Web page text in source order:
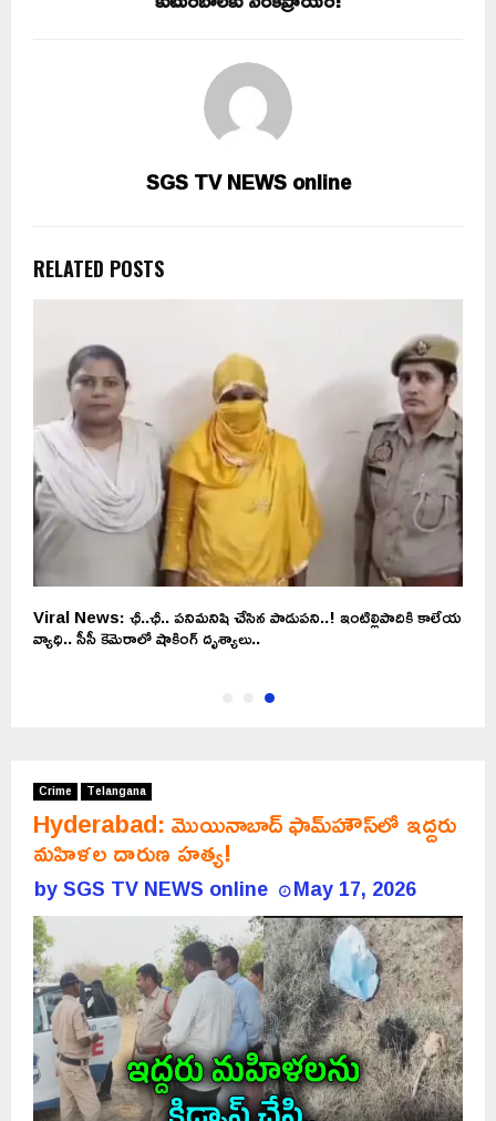
SGS TV NEWS online
RELATED POSTS
Viral News: ఛీ..ఛీ.. పనిమనిషి చేసిన పాడుపని..! ఇంటిల్లిపాదికి కాలేయ
వ్యాధి.. సీసీ కెమెరాలో షాకింగ్‌ దృశ్యాలు..
Crime Telangana
Hyderabad: మొయినాబాద్‌ ఫామ్‌హౌస్‌లో ఇద్దరు
మహిళల దారుణ హత్య!
bySGS TV NEWS online May 17, 2026